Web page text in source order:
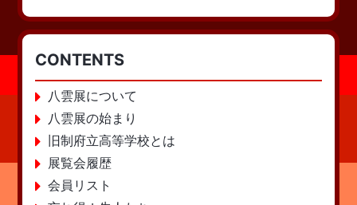
CONTENTS
八雲展について
八雲展の始まり
旧制府立高等学校とは
展覧会履歴
会員リスト